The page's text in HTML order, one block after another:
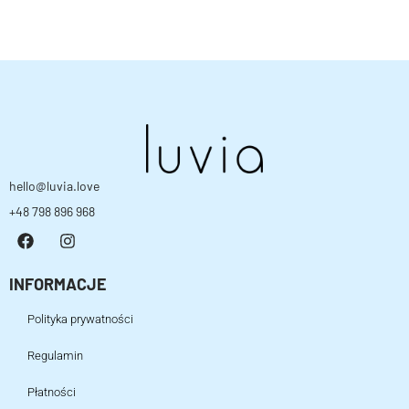
hello@luvia.love
+48 798 896 968
INFORMACJE
Polityka prywatności
Regulamin
Płatności